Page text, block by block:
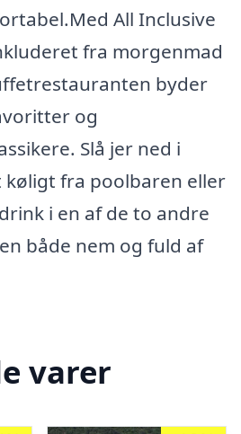
All Inclusive
fra morgenmad
byder
og
Slå jer ned i
køligt fra poolbaren eller
i en af de to andre
både nem og fuld af
varer